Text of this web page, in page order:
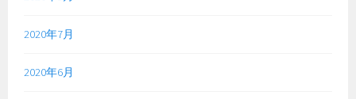
2020年7月
2020年6月